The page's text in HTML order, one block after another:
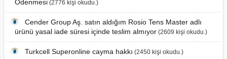
Ödenmesi(2776 kişi okudu.)
Cender Group Aş. satın aldığım Rosio Tens Master adlı
ürünü yasal iade süresi içinde teslim almıyor(2609 kişi okudu.)
Turkcell Superonline cayma hakkı (2450 kişi okudu.)